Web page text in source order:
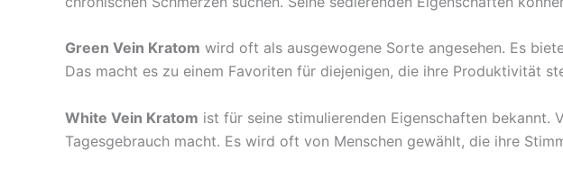
Green Vein Kratom wird oft als ausgewogene Sorte angesehen. Es
Das macht es zu einem Favoriten für diejenigen, die ihre Produktivität
White Vein Kratom ist für seine stimulierenden Eigenschaften bekannt.
Tagesgebrauch macht. Es wird oft von Menschen gewählt, die ihre